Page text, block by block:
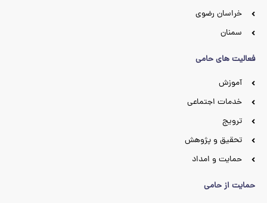
خراسان رضوی
سمنان
فعالیت های حامی
آموزش
خدمات اجتماعی
ترویج
تحقیق و پژوهش
حمایت و امداد
حمایت از حامی